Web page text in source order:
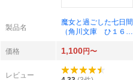
製品名
魔女と過ごした七日間
（角川文庫 ひ１６－
〔著〕
価格 1,100円〜
レビュー